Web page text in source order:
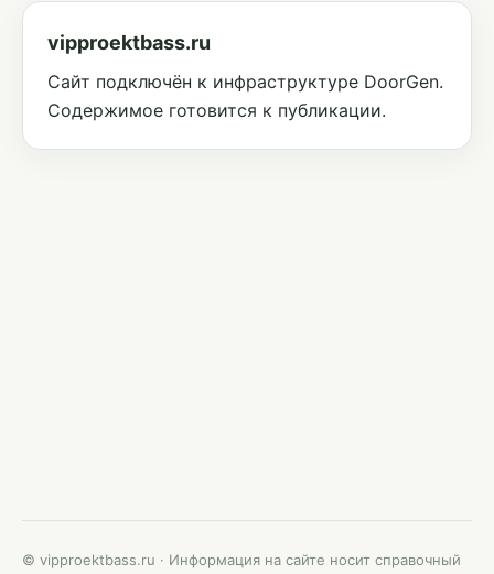
vipproektbass.ru
Сайт подключён к инфраструктуре DoorGen.
Содержимое готовится к публикации.
© vipproektbass.ru · Информация на сайте носит справочный